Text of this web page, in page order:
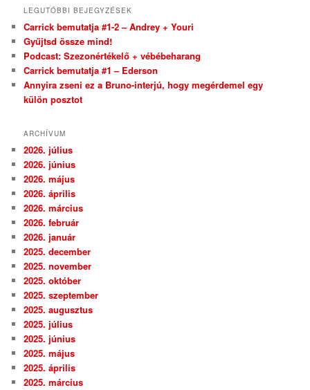
LEGUTÓBBI BEJEGYZÉSEK
Carrick bemutatja #1-2 – Andrey + Youri
Gyűjtsd össze mind!
Podcast: Szezonértékelő + vébébeharang
Carrick bemutatja #1 – Ederson
Annyira zseni ez a Bruno-interjú, hogy megérdemel egy
külön posztot
ARCHÍVUM
2026. július
2026. június
2026. május
2026. április
2026. március
2026. február
2026. január
2025. december
2025. november
2025. október
2025. szeptember
2025. augusztus
2025. július
2025. június
2025. május
2025. április
2025. március